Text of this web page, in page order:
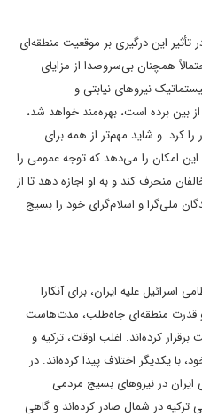
این درگیری بر موقعیت منطقه‌ای
همچنان بی‌سروصدا از مزایای
نیروهای نیابتی و
بین برده است، بهره‌مند خواهد شد،
کرد. و شاید مهم‌تر از همه برای
این امکان را می‌دهد که توجه عمومی را
منحرف کند و به او اجازه دهد تا از
ملی‌گرا و اسلام‌گرای خود را بسیج
اسرائیل علیه ایران، برای آنکارا
قدرت منطقه‌ای جاه‌طلب، مدت‌هاست
کرده‌اند. اغلب اوقات، ترکیه و
با یکدیگر اختلاف پیدا کرده‌اند. در
ایران در نیروهای بسیج مردمی
ترکیه در شمال صادر کرده‌اند و گاهی